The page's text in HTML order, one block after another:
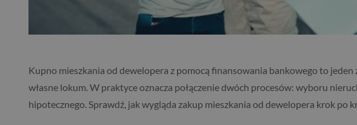
Kupno mieszkania od dewelopera z pomocą finansowania bankowego to
własne lokum. W praktyce oznacza połączenie dwóch procesów: wyboru
hipotecznego. Sprawdź, jak wygląda zakup mieszkania od dewelopera krok po